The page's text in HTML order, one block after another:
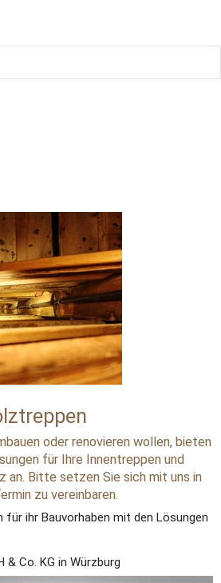
oder renovieren wollen, bieten
für Ihre Innentreppen und
an. Bitte setzen Sie sich mit uns in
zu vereinbaren.
für ihr Bauvorhaben mit den Lösungen
& Co. KG in Würzburg